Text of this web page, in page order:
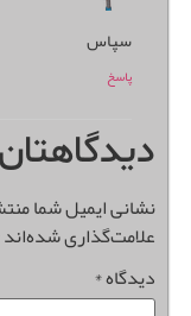
سپاس
پاسخ
نشانی ایمیل شما
علامت‌گذاری شده‌اند
دیدگاه*